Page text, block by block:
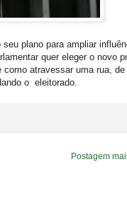
plano para ampliar
quer eleger o novo
atravessar uma rua, de
o eleitorado.
Postagem